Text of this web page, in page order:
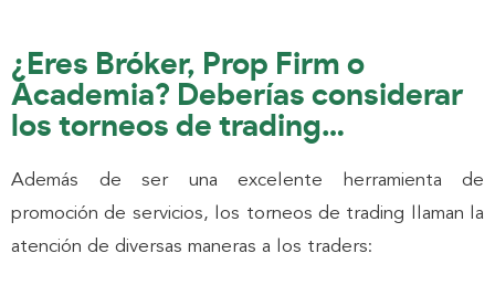
¿Eres Bróker, Prop Firm o
Academia? Deberías considerar
los torneos de trading…
Además de ser una excelente herramienta de
promoción de servicios, los torneos de trading llaman la
atención de diversas maneras a los traders: